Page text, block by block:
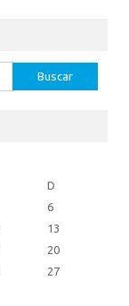
D
6
13
20
27